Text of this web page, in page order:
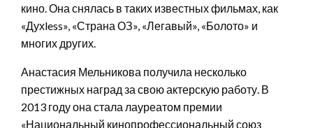
кино. Она снялась в таких известных фильмах, как
«Духless», «Страна ОЗ», «Легавый», «Болото» и
многих других.
Анастасия Мельникова получила несколько
престижных наград за свою актерскую работу. В
2013 году она стала лауреатом премии
«Национальный кинопрофессиональный союз